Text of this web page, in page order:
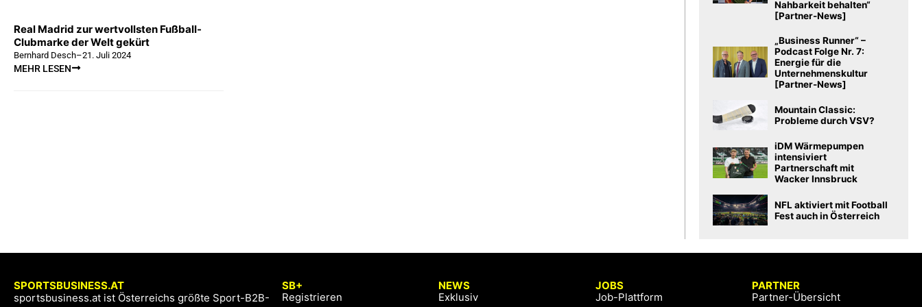
Real Madrid zur wertvollsten Fußball-
Clubmarke der Welt gekürt
Bernhard Desch–21. Juli 2024
MEHR LESEN
Nahbarkeit behalten“
[Partner-News]
„Business Runner“ –
Podcast Folge Nr. 7:
Energie für die
Unternehmenskultur
[Partner-News]
Mountain Classic:
Probleme durch VSV?
iDM Wärmepumpen
intensiviert
Partnerschaft mit
Wacker Innsbruck
NFL aktiviert mit Football
Fest auch in Österreich
SPORTSBUSINESS.AT
sportsbusiness.at ist Österreichs größte Sport-B2B-
SB+
Registrieren
NEWS
Exklusiv
JOBS
Job-Plattform
PARTNER
Partner-Übersicht